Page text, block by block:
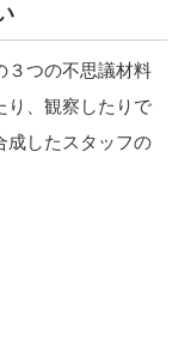
３つの不思議材料
り、観察したりで
成したスタッフの